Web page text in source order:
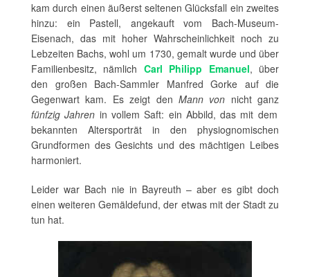
kam durch einen äußerst seltenen Glücksfall ein zweites
hinzu: ein Pastell, angekauft vom Bach-Museum-
Eisenach, das mit hoher Wahrscheinlichkeit noch zu
Lebzeiten Bachs, wohl um 1730, gemalt wurde und über
Familienbesitz, nämlich Carl Philipp Emanuel, über
den großen Bach-Sammler Manfred Gorke auf die
Gegenwart kam. Es zeigt den Mann von nicht ganz
fünfzig Jahren in vollem Saft: ein Abbild, das mit dem
bekannten Altersporträt in den physiognomischen
Grundformen des Gesichts und des mächtigen Leibes
harmoniert.
Leider war Bach nie in Bayreuth – aber es gibt doch
einen weiteren Gemäldefund, der etwas mit der Stadt zu
tun hat.